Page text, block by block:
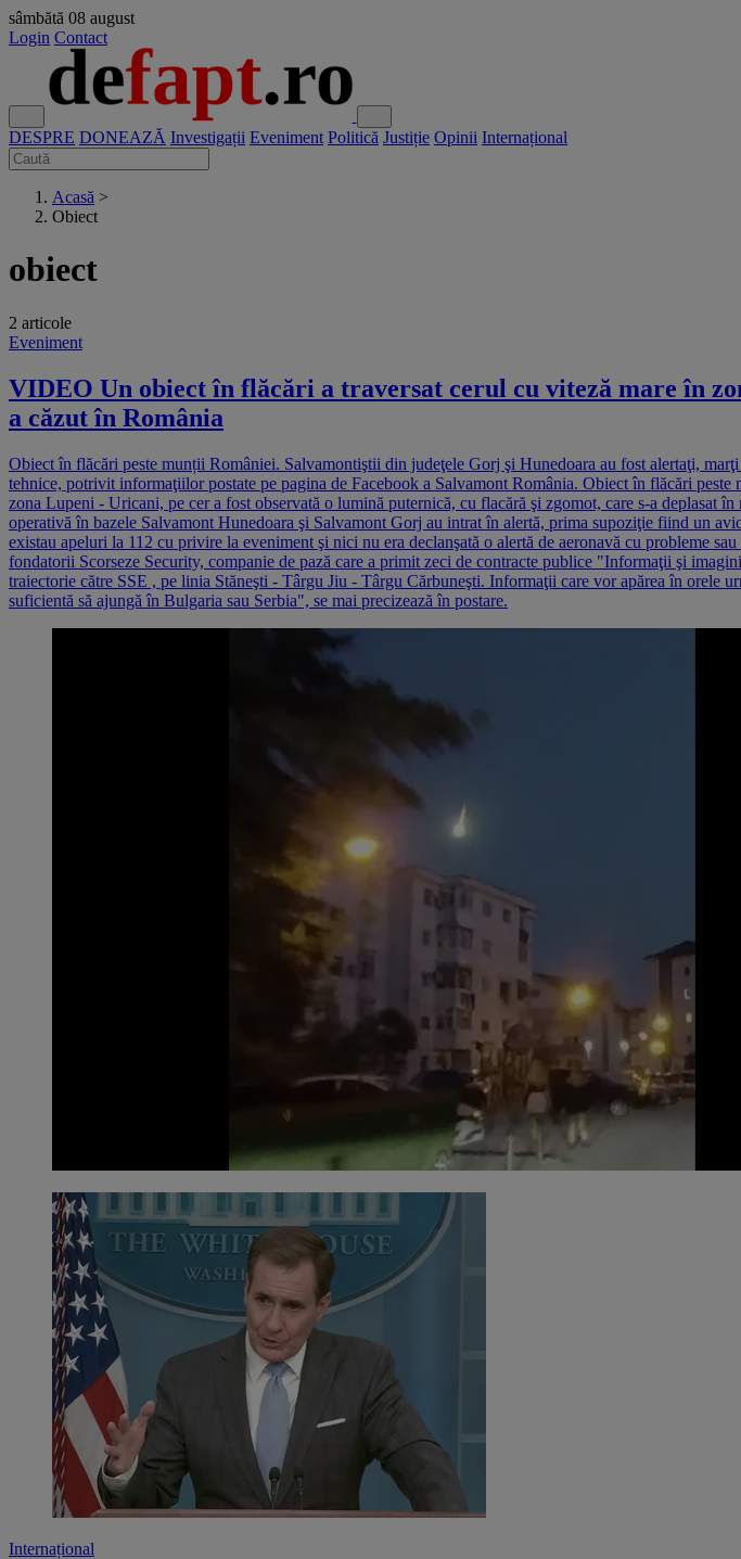
sâmbătă 08 august
Login Contact
DESPRE DONEAZĂ Investigații Eveniment Politică Justiție Opinii Internațional
Acasă >
Obiect
obiect
2 articole
Eveniment
VIDEO Un obiect în flăcări a traversat cerul cu viteză mare în
a căzut în România
Obiect în flăcări peste munții României. Salvamontiştii din judeţele Gorj şi Hunedoara au fost alertaţi,
tehnice, potrivit informaţiilor postate pe pagina de Facebook a Salvamont România. Obiect în flăcări
zona Lupeni - Uricani, pe cer a fost observată o lumină puternică, cu flacără şi zgomot, care s-a deplasat
operativă în bazele Salvamont Hunedoara şi Salvamont Gorj au intrat în alertă, prima supoziţie fiind un
existau apeluri la 112 cu privire la eveniment şi nici nu era declanşată o alertă de aeronavă cu probleme
fondatorii Scorseze Security, companie de pază care a primit zeci de contracte publice "Informaţii şi
traiectorie către SSE , pe linia Stăneşti - Târgu Jiu - Târgu Cărbuneşti. Informaţii care vor apărea în orele
suficientă să ajungă în Bulgaria sau Serbia", se mai precizează în postare.
Internațional